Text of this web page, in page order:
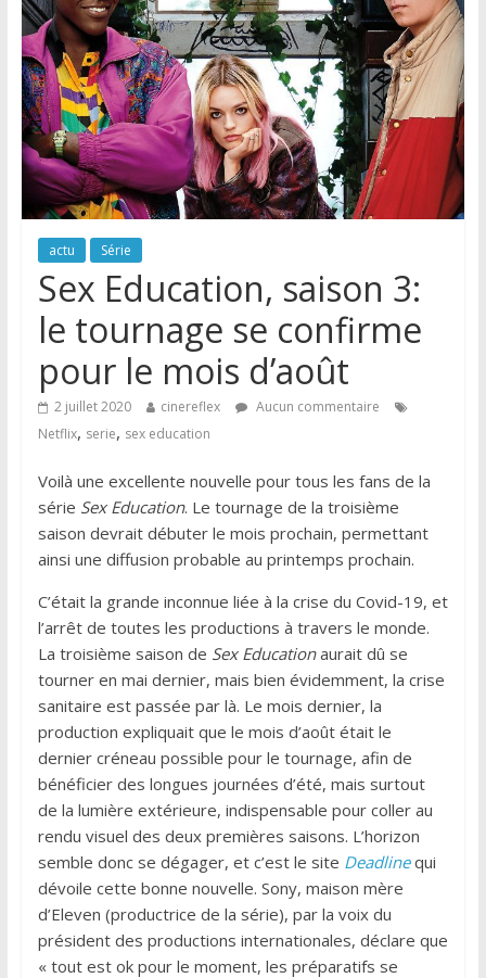
actu Série
Sex Education, saison 3:
le tournage se confirme
pour le mois d’août
2 juillet 2020 cinereflex
Aucun commentaire
Netflix, serie, sex education
Voilà une excellente nouvelle pour tous les fans de la
série Sex Education. Le tournage de la troisième
saison devrait débuter le mois prochain, permettant
ainsi une diffusion probable au printemps prochain.
C’était la grande inconnue liée à la crise du Covid-19, et
l’arrêt de toutes les productions à travers le monde.
La troisième saison de Sex Educationaurait dû se
tourner en mai dernier, mais bien évidemment, la crise
sanitaire est passée par là. Le mois dernier, la
production expliquait que le mois d’août était le
dernier créneau possible pour le tournage, afin de
bénéficier des longues journées d’été, mais surtout
de la lumière extérieure, indispensable pour coller au
rendu visuel des deux premières saisons. L’horizon
semble donc se dégager, et c’est le site Deadlinequi
dévoile cette bonne nouvelle. Sony, maison mère
d’Eleven (productrice de la série), par la voix du
président des productions internationales, déclare que
« tout est ok pour le moment, les préparatifs se